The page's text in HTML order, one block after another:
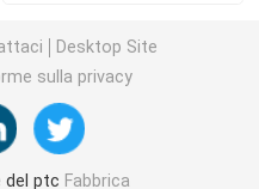
Desktop Site
sulla privacy
del ptc Fabbrica